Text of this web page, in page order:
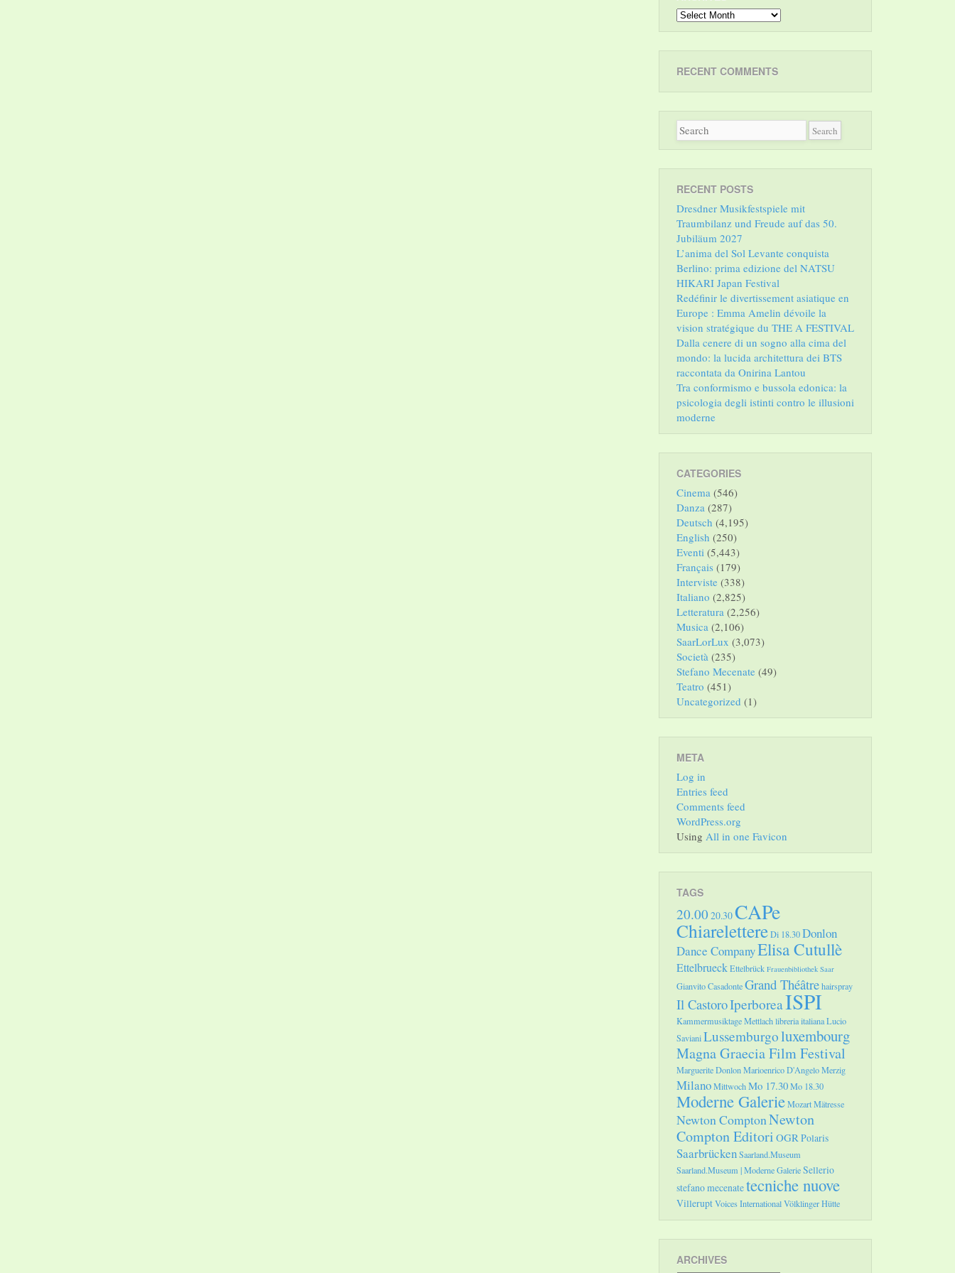
Archives
RECENT COMMENTS
RECENT POSTS
Dresdner Musikfestspiele mit
Traumbilanz und Freude auf das 50.
Jubiläum 2027
L’anima del Sol Levante conquista
Berlino: prima edizione del NATSU
HIKARI Japan Festival
Redéfinir le divertissement asiatique en
Europe : Emma Amelin dévoile la
vision stratégique du THE A FESTIVAL
Dalla cenere di un sogno alla cima del
mondo: la lucida architettura dei BTS
raccontata da Onirina Lantou
Tra conformismo e bussola edonica: la
psicologia degli istinti contro le illusioni
moderne
CATEGORIES
Cinema (546)
Danza (287)
Deutsch (4,195)
English (250)
Eventi (5,443)
Français (179)
Interviste (338)
Italiano (2,825)
Letteratura (2,256)
Musica (2,106)
SaarLorLux (3,073)
Società (235)
Stefano Mecenate (49)
Teatro (451)
Uncategorized (1)
META
Log in
Entries feed
Comments feed
WordPress.org
Using All in one Favicon
TAGS
20.00 20.30CAPe
ChiarelettereDi 18.30Donlon
Dance CompanyElisa Cutullè
EttelbrueckEttelbrück Frauenbibliothek Saar
Gianvito CasadonteGrand Théâtrehairspray
Il CastoroIperboreaISPI
Kammermusiktage Mettlachlibreria italianaLucio
SavianiLussemburgoluxembourg
Magna Graecia Film Festival
Marguerite DonlonMarioenrico D'AngeloMerzig
MilanoMittwochMo 17.30Mo 18.30
Moderne GalerieMozartMätresse
Newton ComptonNewton
Compton Editori OGRPolaris
SaarbrückenSaarland.Museum
Saarland.Museum | Moderne GalerieSellerio
stefano mecenatetecniche nuove
VilleruptVoices InternationalVölklinger Hütte
ARCHIVES